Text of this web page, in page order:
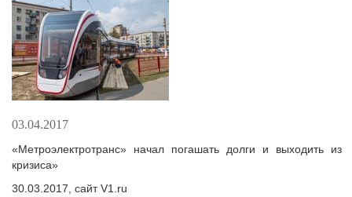
03.04.2017
«Метроэлектротранс» начал погашать долги и выходить из
кризиса»
30.03.2017, сайт V1.ru